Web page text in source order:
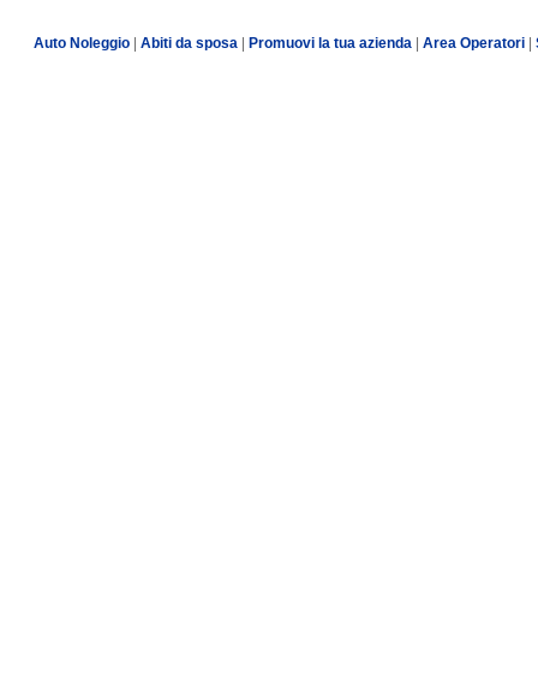
Auto Noleggio Abiti da sposa Promuovi la tua azienda Area Operatori